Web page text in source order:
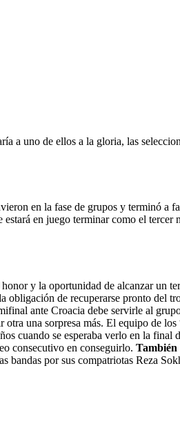
a uno de ellos a la gloria, las
en la fase de grupos y terminó a
en juego terminar como el
y la oportunidad de alcanzar un
de recuperarse pronto del
ante Croacia debe servirle al
una sorpresa más. El equipo de
cuando se esperaba verlo en la final
consecutivo en conseguirlo. También
bandas por sus compatriotas Reza